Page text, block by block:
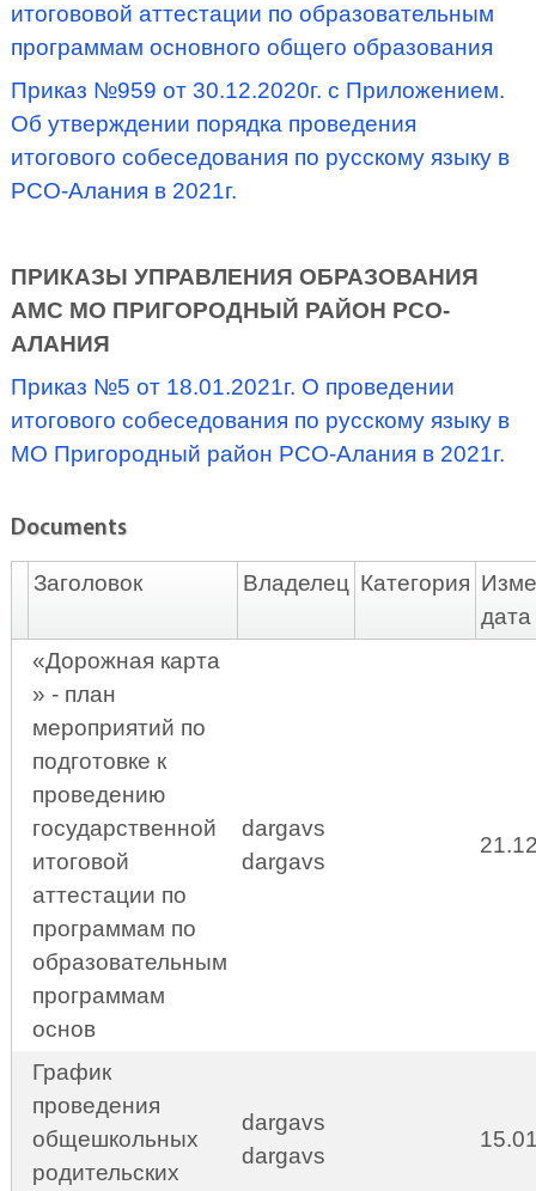
итогововой аттестации по образовательным
программам основного общего образования
Приказ №959 от 30.12.2020г. с Приложением.
Об утверждении порядка проведения
итогового собеседования по русскому языку в
РСО-Алания в 2021г.
ПРИКАЗЫ УПРАВЛЕНИЯ ОБРАЗОВАНИЯ
АМС МО ПРИГОРОДНЫЙ РАЙОН РСО-
АЛАНИЯ
Приказ №5 от 18.01.2021г. О проведении
итогового собеседования по русскому языку в
МО Пригородный район РСО-Алания в 2021г.
Documents
Заголовок Владелец Категория
дата
«Дорожная карта
» - план
мероприятий по
подготовке к
проведению
государственной
итоговой
аттестации по
программам по
образовательным
программам
основ
dargavs
dargavs
График
проведения
общешкольных
родительских
dargavs
dargavs